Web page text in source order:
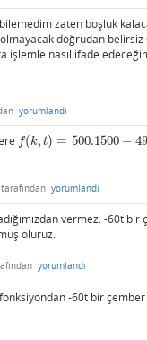
zaten boşluk
doğrudan
işlemle nasıl ifade
yorumlandı
f(k, t) = 500.1500 −
f(k,t)=500.1500−49π. k−
tarafından yorumlandı
vermez. -60t
oluruz.
yorumlandı
-60t bir